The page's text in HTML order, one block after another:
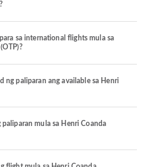
sa international flights mula sa
ng paliparan ang available sa Henri
mula sa Henri Coanda